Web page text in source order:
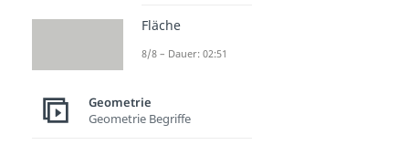
gegeben:
a = 5 cm
c = 3 cm
Fläche
8/8 – Dauer: 02:51
Geometrie
Geometrie Begriffe